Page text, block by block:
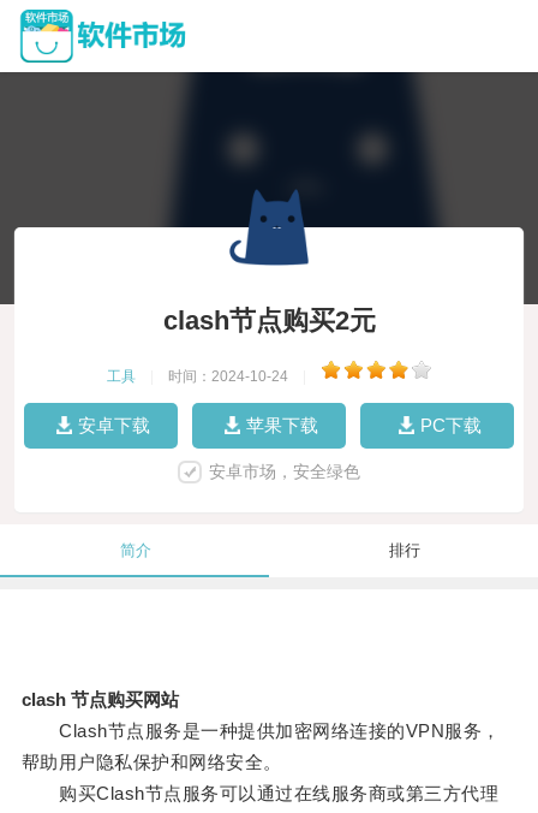
clash节点购买2元
工具 时间：2024-10-24
安卓下载 苹果下载 PC下载
安卓市场，安全绿色
简介 排行
clash 节点购买网站
Clash节点服务是一种提供加密网络连接的VPN服务，
帮助用户隐私保护和网络安全。
购买Clash节点服务可以通过在线服务商或第三方代理